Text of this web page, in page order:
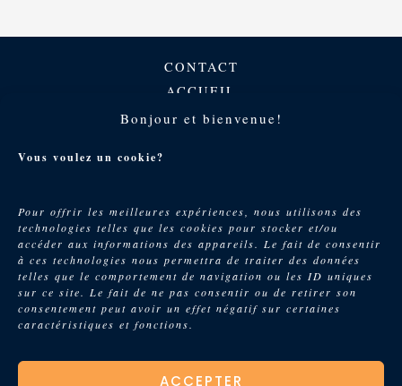
Bonjour et bienvenue!
Vous voulez un cookie?
Pour offrir les meilleures expériences, nous utilisons des
technologies telles que les cookies pour stocker et/ou
accéder aux informations des appareils. Le fait de consentir
à ces technologies nous permettra de traiter des données
telles que le comportement de navigation ou les ID uniques
sur ce site. Le fait de ne pas consentir ou de retirer son
consentement peut avoir un effet négatif sur certaines
caractéristiques et fonctions.
ACCEPTER
CONTACT
ACCUEIL
Fresques murales
MENTIONS LÉGALES
LinkedIn Instagram Pinterest